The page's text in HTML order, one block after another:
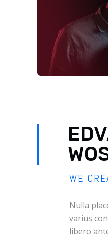
WE
Nulla
varius
libero